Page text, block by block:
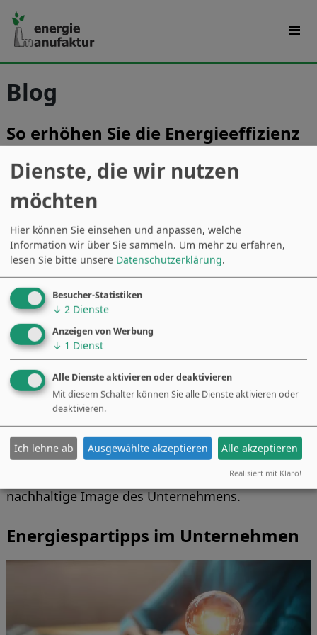
Blog
So erhöhen Sie die Energieeffizienz
in Ihrem Unternehmen
Die Erhöhung der Energieeffizienz und
Unternehmen eine immer wichtigere Rolle. Ein
effizienter Umgang mit Energie bringt nicht nur
finanzielle Vorteile, sondern stärkt auch das
nachhaltige Image des Unternehmens.
Energiespartipps im Unternehmen
Dienste, die wir nutzen
möchten
Hier können Sie einsehen und anpassen, welche
Information wir über Sie sammeln. Um mehr zu erfahren,
lesen Sie bitte unsere Datenschutzerklärung.
Besucher-Statistiken
↓ 2 Dienste
Anzeigen von Werbung
↓ 1 Dienst
Alle Dienste aktivieren oder deaktivieren
Mit diesem Schalter können Sie alle Dienste aktivieren oder
deaktivieren.
Ich lehne ab Ausgewählte akzeptieren Alle akzeptieren
Realisiert mit Klaro!